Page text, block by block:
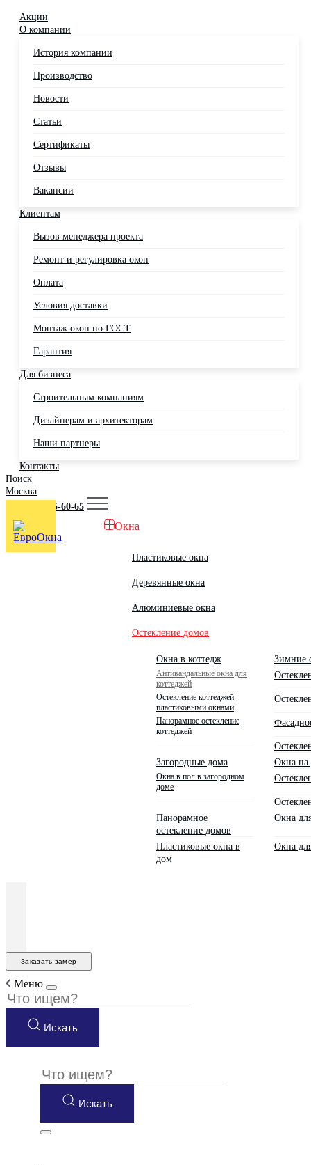
Акции
О компании
История компании
Производство
Новости
Статьи
Сертификаты
Отзывы
Вакансии
Клиентам
Вызов менеджера проекта
Ремонт и регулировка окон
Оплата
Условия доставки
Монтаж окон по ГОСТ
Гарантия
Для бизнеса
Строительным компаниям
Дизайнерам и архитекторам
Наши партнеры
Контакты
Поиск
Москва
+7 (495) 725-60-65
Окна
Пластиковые окна
Деревянные окна
Алюминиевые окна
Остекление домов
Окна в коттедж
Антивандальные окна для
коттеджей
Остекление коттеджей
пластиковыми окнами
Панорамное остекление
коттеджей
Загородные дома
Окна в пол в загородном
доме
Панорамное
остекление домов
Пластиковые окна в
дом
Зимние
Окна на
Окна
Окна
Заказать замер
Меню
Искать
Искать